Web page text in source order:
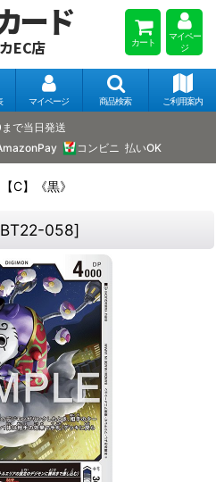
ード
EC店 カート
マイペー
ジ
マイページ 商品検索 ご利用案内
で当日発送
コンビニ 払いOK
C】《黒》
BT22-058]